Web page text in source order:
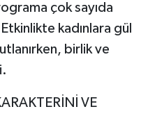
çok sayıda
kadınlara gül
birlik ve
VE